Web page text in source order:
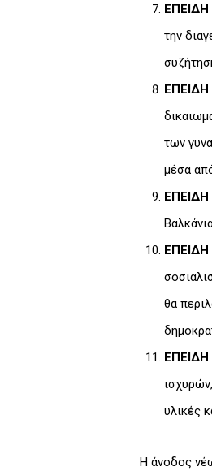
ΕΠΕΙΔΗ
την
ΕΠΕΙΔΗ
των
μέσα
ΕΠΕΙΔΗ
ΕΠΕΙΔΗ
θα
ΕΠΕΙΔΗ
υλικές
Η άνοδος